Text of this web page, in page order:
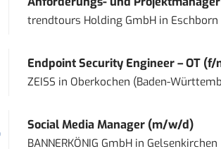
trendtours Holding GmbHin Eschborn
Endpoint Security Engineer – OT
ZEISS in Oberkochen (Baden-
Social Media Manager (m/w/d)
BANNERKÖNIG GmbHin Gelsenkirchen